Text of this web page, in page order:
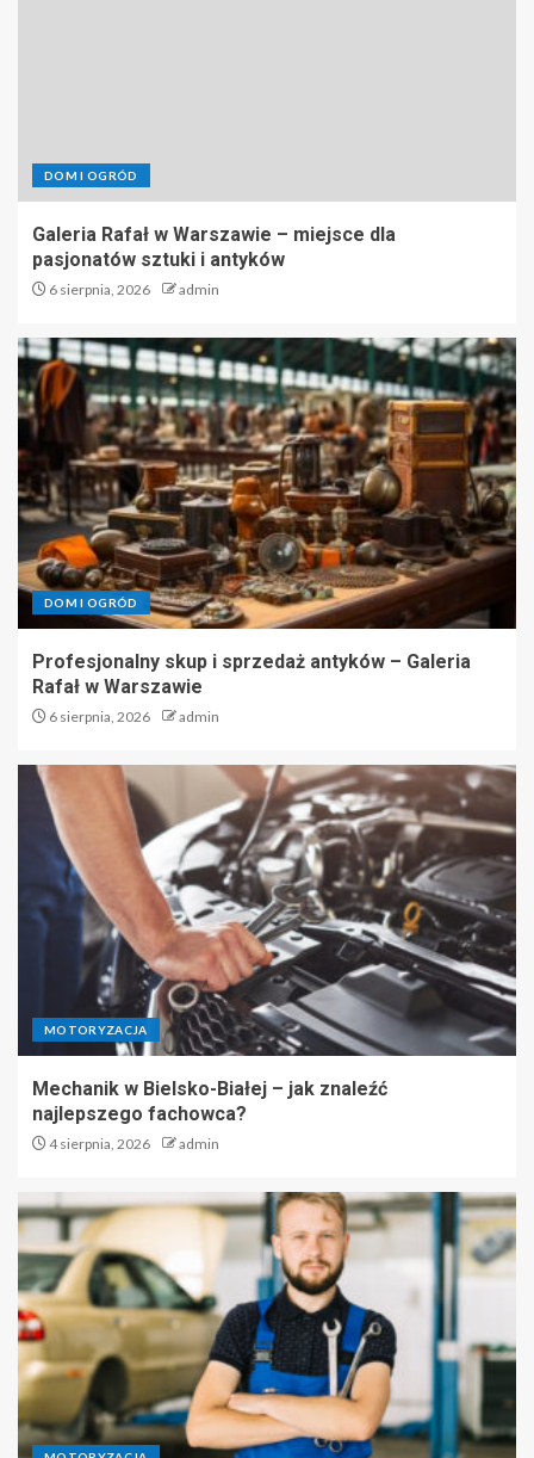
DOM I OGRÓD
Galeria Rafał w Warszawie – miejsce dla
pasjonatów sztuki i antyków
6 sierpnia, 2026 admin
DOM I OGRÓD
Profesjonalny skup i sprzedaż antyków – Galeria
Rafał w Warszawie
6 sierpnia, 2026 admin
MOTORYZACJA
Mechanik w Bielsko-Białej – jak znaleźć
najlepszego fachowca?
4 sierpnia, 2026 admin